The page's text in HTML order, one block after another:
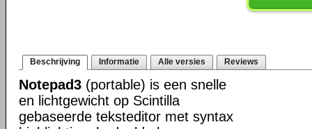
Beschrijving Informatie Alle versies Reviews
Notepad3 (portable) is een snelle
en lichtgewicht op Scintilla
gebaseerde teksteditor met syntax